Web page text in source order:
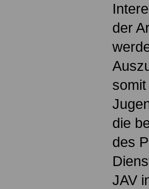
der
die
des
JAV